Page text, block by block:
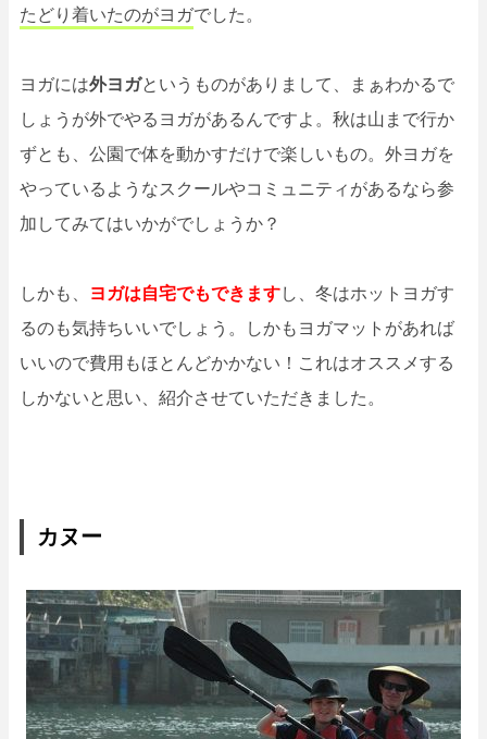
たどり着いたのがヨガでした。
ヨガには外ヨガというものがありまして、まぁわかるで
しょうが外でやるヨガがあるんですよ。秋は山まで行か
ずとも、公園で体を動かすだけで楽しいもの。外ヨガを
やっているようなスクールやコミュニティがあるなら参
加してみてはいかがでしょうか？
しかも、 ヨガは自宅でもできますし、冬はホットヨガす
るのも気持ちいいでしょう。しかもヨガマットがあれば
いいので費用もほとんどかかない！これはオススメする
しかないと思い、紹介させていただきました。
カヌー